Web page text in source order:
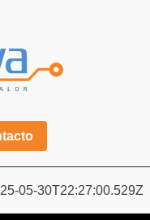
05-30T22:27:00.529Z